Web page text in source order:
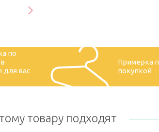
по
для вас
Примерка
покупкой
товару подходят